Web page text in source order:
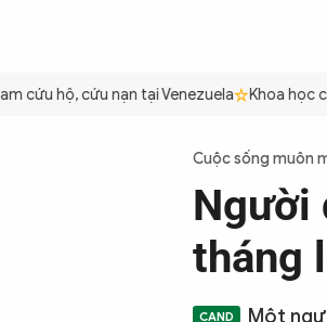
cứu hộ, cứu nạn tại Venezuela Khoa học cơ
Cuộc sống muôn
Người
tháng
Một